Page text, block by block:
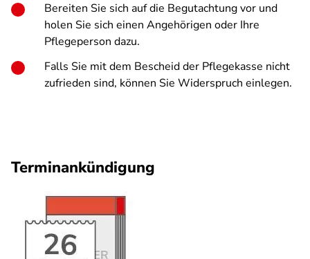
Bereiten Sie sich auf die Begutachtung vor und
holen Sie sich einen Angehörigen oder Ihre
Pflegeperson dazu.
Falls Sie mit dem Bescheid der Pflegekasse nicht
zufrieden sind, können Sie Widerspruch einlegen.
Terminankündigung